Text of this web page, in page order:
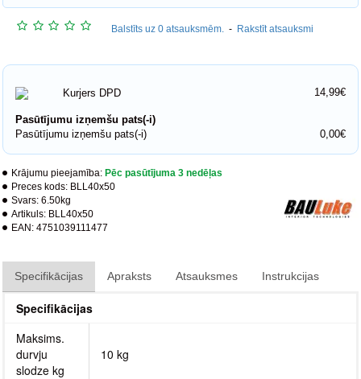
Krājumu pieejamība: Pēc pasūtījuma 3 nedēļas
Preces kods: BLL40x50
Svars: 6.50kg
Artikuls: BLL40x50
EAN: 4751039111477
Balstīts uz 0 atsauksmēm. - Rakstīt atsauksmi
Kurjers DPD 14,99€
Pasūtījumu izņemšu pats(-i)
Pasūtījumu izņemšu pats(-i)
0,00€
Specifikācijas Apraksts Atsauksmes Instrukcijas
Specifikācijas
Maksims.
durvju
slodze kg
10 kg